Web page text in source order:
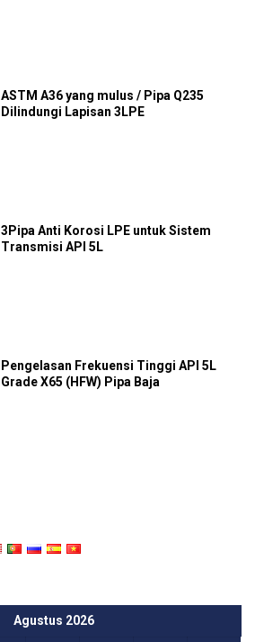
ASTM A36 yang mulus / Pipa Q235
Dilindungi Lapisan 3LPE
3Pipa Anti Korosi LPE untuk Sistem
Transmisi API 5L
Pengelasan Frekuensi Tinggi API 5L
Grade X65 (HFW) Pipa Baja
Agustus 2026